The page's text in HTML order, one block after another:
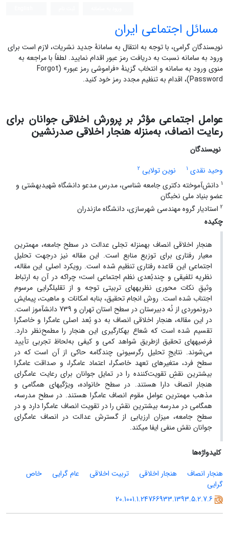
مسائل اجتماعی ایران
نویسندگان گرامی، با توجه به انتقال به سامانۀ جدید نشریات، لازم است برای
ورود به سامانه نسبت به دریافت رمز عبور اقدام نمایید. لطفاً با مراجعه به
منوی ورود به سامانه و انتخاب گزینۀ «فراموشی رمز عبور» (Forgot
Password)، اقدام به تنظیم مجدد رمز خود کنید.
عوامل اجتماعی مؤثر بر پرورش اخلاقی جوانان برای
رعایت انصاف، به‌منزله هنجار اخلاقی صدرنشین
نویسندگان
وحید نقدی 1 نوین تولایی 2
1 دانش‌آموخته دکتری جامعه شناسی، مدرس مدعو دانشگاه شهیدبهشتی و
عضو بنیاد ملی نخبگان
2 استادیار گروه مهندسی شهرسازی، دانشگاه مازندران
چکیده
هنجار اخلاقی انصاف به­منزله تجلی عدالت در سطح جامعه، مهم­ترین
معیار رفتاری برای توزیع منابع است. این مقاله نیز درجهت تحلیل
اجتماعی این قاعده رفتاری تنظیم شده است. رویکرد اصلی این مقاله،
نظریه تلفیقی و چندبُعدی نظم اجتماعی است؛ چراکه در آن به ارتباط
وثیقِ نکات محوری نظریه­های تربیتی توجه و از تقلیل­گرایی مرسوم
اجتناب شده است. روش انجام تحقیق، بنابه امکانات و ماهیت، پیمایش
درون­موردی از نُه دبیرستان در سطح استان تهران و 739 دانش­آموز است.
در این مقاله، هنجار اخلاقی انصاف به دو بُعد اصلی عام­گرا و خاص­گرا
تقسیم شده است که شعاع به­کارگیری این هنجار را مطمح‌نظر دارد.
فرضیه­های تحقیق ازطریق شواهد کمی و کیفی به‌لحاظ تجربی تأیید
می‌شوند. نتایجِ تحلیل رگرسیونی چندگامه حاکی از آن است که در
سطح فرد، متغیرهای تعهد خاص­گرا، اعتماد عام­گرا، و صداقت عام­گرا
بیشترین نقشِ تقویت‌کننده را در تمایل جوانان برای رعایت عام­گرای
هنجار انصاف دارا هستند. در سطح خانواده، ویژگی­های هم­گامی و
مذهب مهم­ترین عوامل مقوم انصاف عام­گرا هستند. در سطح مدرسه،
هم­گامی در مدرسه بیشترین نقش را در تقویت انصاف عام­گرا دارد و در
سطح جامعه، میزان ارزیابی از گسترش عدالت در انصاف عام­گرای
جوانان نقش منفی ایفا می­کند.
کلیدواژه‌ها
هنجار انصاف
هنجار اخلاقی تربیت اخلاقی عام گرایی
خاص
گرایی
20.1001.1.24766933.1393.5.2.7.6